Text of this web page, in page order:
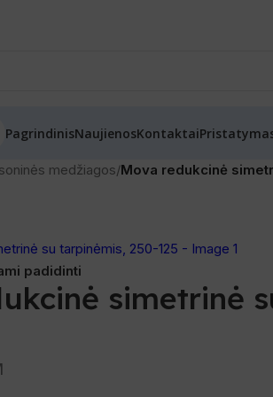
PagrindinisNaujienosKontaktai
medžiagos/Mova redukcinė
padidinti
simetrinė